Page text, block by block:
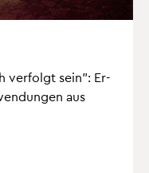
ver­folgt sein": Er­
aus